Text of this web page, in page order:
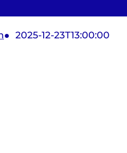
2025-12-23T13:00:00